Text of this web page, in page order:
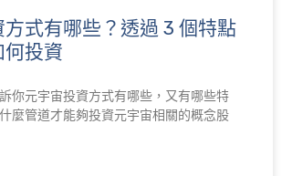
式有哪些？透過 3 個特點
何投資
你元宇宙投資方式有哪些，又有哪些特
麼管道才能夠投資元宇宙相關的概念股